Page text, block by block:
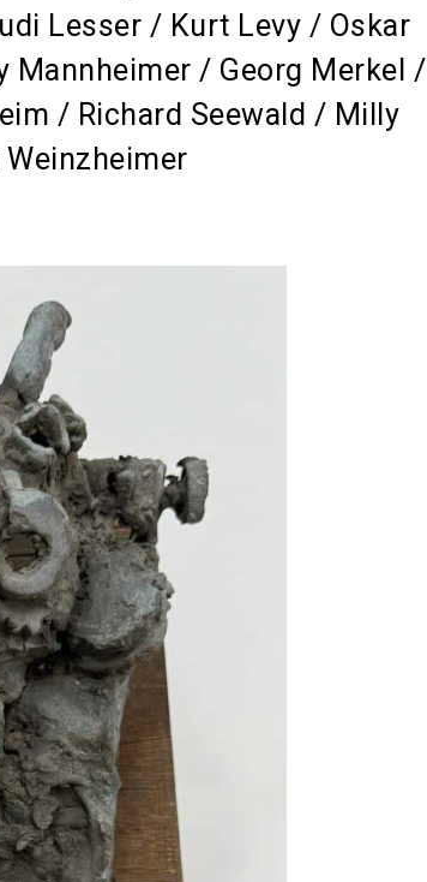
Lesser / Kurt Levy / Oskar
Mannheimer / Georg Merkel /
/ Richard Seewald / Milly